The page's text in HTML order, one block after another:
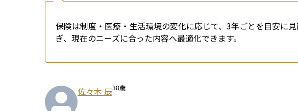
保険は制度・医療・生活環境の変化に応じて、3年ごとを目安に
ぎ、現在のニーズに合った内容へ最適化できます。
佐々木 辰38歳